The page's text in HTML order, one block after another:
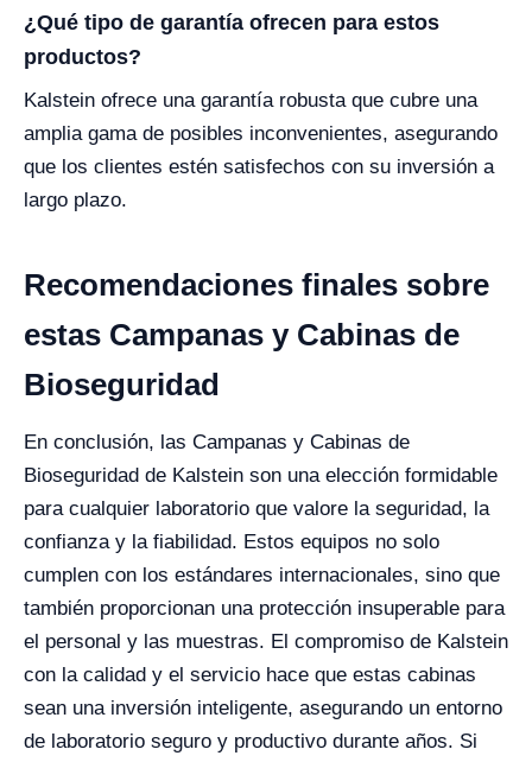
¿Qué tipo de garantía ofrecen para estos
productos?
Kalstein ofrece una garantía robusta que cubre una
amplia gama de posibles inconvenientes, asegurando
que los clientes estén satisfechos con su inversión a
largo plazo.
Recomendaciones finales sobre
estas Campanas y Cabinas de
Bioseguridad
En conclusión, las Campanas y Cabinas de
Bioseguridad de Kalstein son una elección formidable
para cualquier laboratorio que valore la seguridad, la
confianza y la fiabilidad. Estos equipos no solo
cumplen con los estándares internacionales, sino que
también proporcionan una protección insuperable para
el personal y las muestras. El compromiso de Kalstein
con la calidad y el servicio hace que estas cabinas
sean una inversión inteligente, asegurando un entorno
de laboratorio seguro y productivo durante años. Si